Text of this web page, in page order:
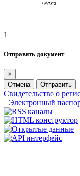
1
Отправить документ
×
Отмена
Отправить
Свидетельство о
Электронный